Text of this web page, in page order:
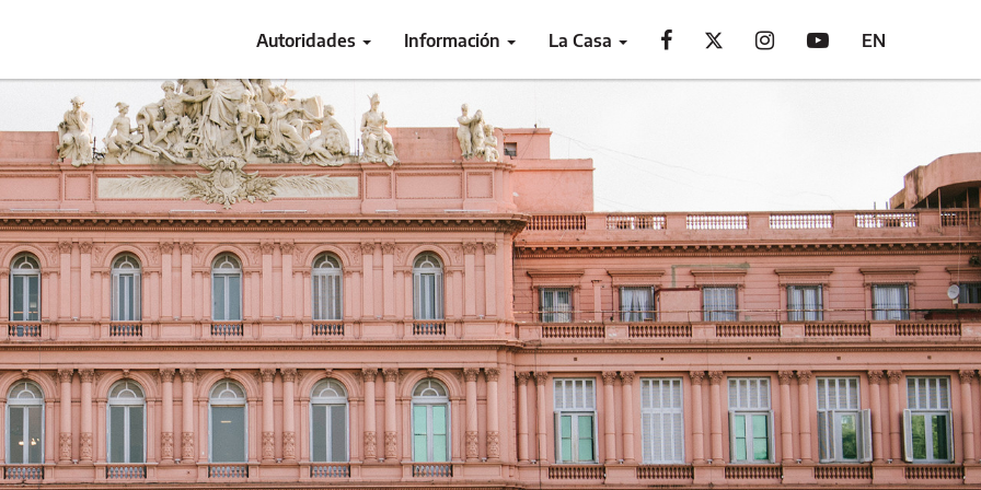
Autoridades Información La Casa EN